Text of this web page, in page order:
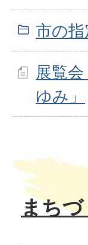
市の
展覧
ゆみ」
まち